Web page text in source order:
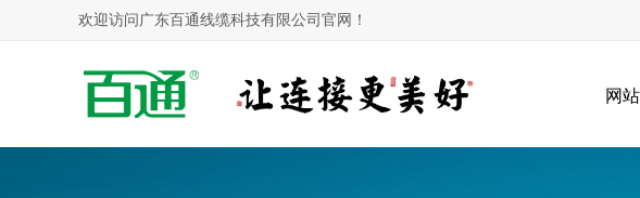
欢迎访问广东百通线缆科技有限公司官网！
网